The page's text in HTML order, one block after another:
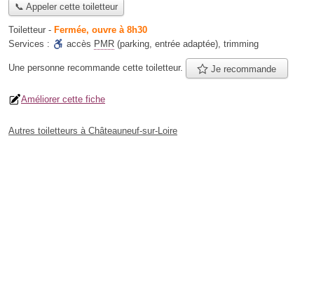
📞 Appeler cette toiletteur
Toiletteur - Fermée, ouvre à 8h30
Services :
accès PMR (parking, entrée adaptée), trimming
Une personne recommande cette toiletteur. Je recommande
Améliorer cette fiche
Autres toiletteurs à Châteauneuf-sur-Loire